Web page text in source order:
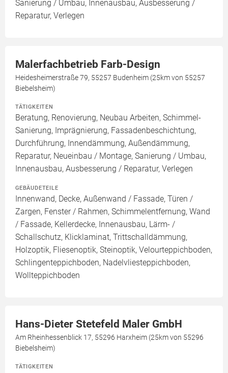
Sanierung / Umbau, Innenausbau, Ausbesserung /
Reparatur, Verlegen
Malerfachbetrieb Farb-Design
Heidesheimerstraße 79, 55257 Budenheim (25km von 55257
Biebelsheim)
TÄTIGKEITEN
Beratung, Renovierung, Neubau Arbeiten, Schimmel-
Sanierung, Imprägnierung, Fassadenbeschichtung,
Durchführung, Innendämmung, Außendämmung,
Reparatur, Neueinbau / Montage, Sanierung / Umbau,
Innenausbau, Ausbesserung / Reparatur, Verlegen
GEBÄUDETEILE
Innenwand, Decke, Außenwand / Fassade, Türen /
Zargen, Fenster / Rahmen, Schimmelentfernung, Wand
/ Fassade, Kellerdecke, Innenausbau, Lärm- /
Schallschutz, Klicklaminat, Trittschalldämmung,
Holzoptik, Fliesenoptik, Steinoptik, Velourteppichboden,
Schlingenteppichboden, Nadelvliesteppichboden,
Wollteppichboden
Hans-Dieter Stetefeld Maler GmbH
Am Rheinhessenblick 17, 55296 Harxheim (25km von 55296
Biebelsheim)
TÄTIGKEITEN